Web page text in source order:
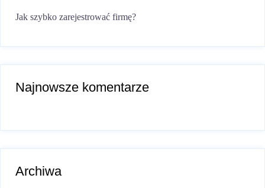
Jak szybko zarejestrować firmę?
Najnowsze komentarze
Archiwa